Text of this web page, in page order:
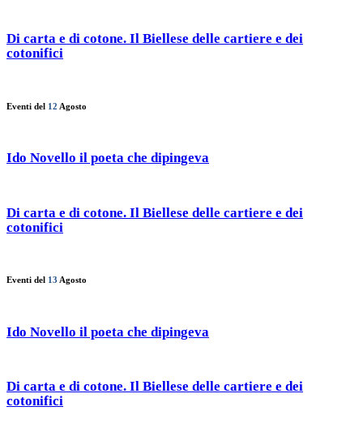
Di carta e di cotone. Il Biellese delle cartiere e dei
cotonifici
Eventi del 12 Agosto
Ido Novello il poeta che dipingeva
Di carta e di cotone. Il Biellese delle cartiere e dei
cotonifici
Eventi del 13 Agosto
Ido Novello il poeta che dipingeva
Di carta e di cotone. Il Biellese delle cartiere e dei
cotonifici